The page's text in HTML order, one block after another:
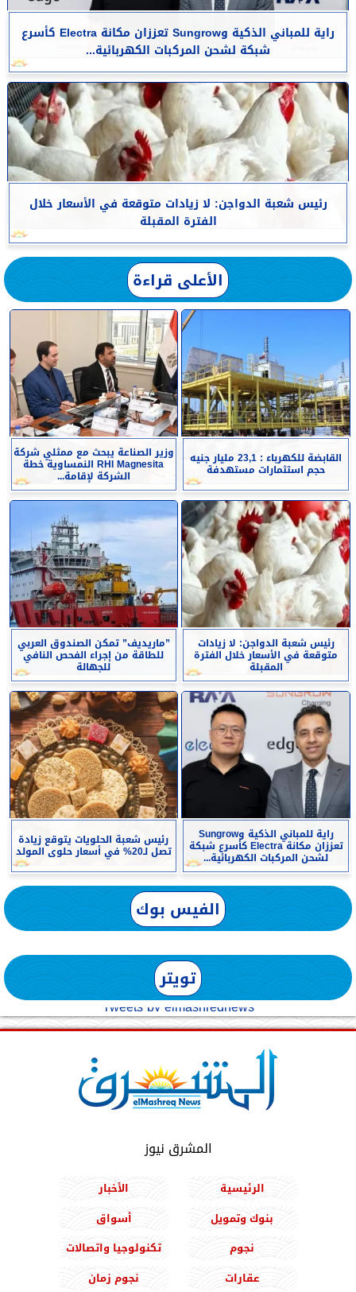
راية للمباني الذكية وSungrow تعززان مكانة Electra كأسرع
شبكة لشحن المركبات الكهربائية...
رئيس شعبة الدواجن: لا زيادات متوقعة في الأسعار خلال
الفترة المقبلة
الأعلى قراءة
القابضة للكهرباء : 23,1 مليار جنيه
حجم استثمارات مستهدفة
وزير الصناعة يبحث مع ممثلي شركة
RHI Magnesita النمساوية خطة
الشركة لإقامة...
رئيس شعبة الدواجن: لا زيادات
متوقعة في الأسعار خلال الفترة
المقبلة
”ماريديف” تمكن الصندوق العربي
للطاقة من إجراء الفحص النافي
للجهالة
راية للمباني الذكية وSungrow
تعززان مكانة Electra كأسرع شبكة
لشحن المركبات الكهربائية...
رئيس شعبة الحلويات يتوقع زيادة
تصل لـ20% في أسعار حلوى المولد
الفيس بوك
تويتر
Tweets by elmashreqnews
المشرق نيوز
الرئيسية
الأخبار
بنوك وتمويل
أسواق
نجوم
تكنولوجيا واتصالات
عقارات
نجوم زمان